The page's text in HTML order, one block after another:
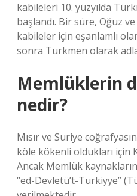
kabileleri 10. yüzyılda
başlandı. Bir süre, Oğuz
kabileler için eşanlamlı
sonra Türkmen olarak
Memlüklerin
nedir?
Mısır ve Suriye
köle kökenli oldukları için
Ancak Memlük
“ed-Devletü’t-Türkiyye”